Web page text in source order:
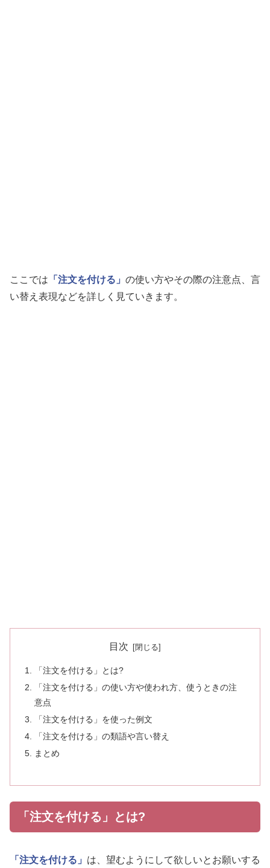
ここでは 「注文を付ける」 の使い方やその際の注意点、言
い替え表現などを詳しく見ていきます。
目次
「注文を付ける」とは?
「注文を付ける」の使い方や使われ方、使うときの注
意点
「注文を付ける」を使った例文
「注文を付ける」の類語や言い替え
まとめ
「注文を付ける」とは?
「注文を付ける」 は、望むようにして欲しいとお願いする